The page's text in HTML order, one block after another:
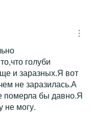
голуби
и заразных.Я вот
не заразилась.А
померла бы давно.Я
не могу.